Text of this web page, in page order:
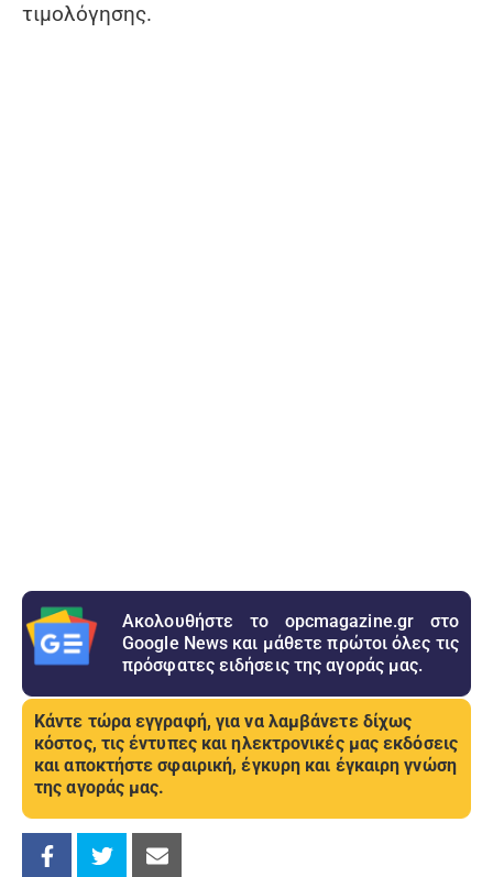
τιμολόγησης.
Ακολουθήστε το opcmagazine.gr στο
Google News και μάθετε πρώτοι όλες τις
πρόσφατες ειδήσεις της αγοράς μας.
Κάντε τώρα εγγραφή, για να λαμβάνετε δίχως
κόστος, τις έντυπες και ηλεκτρονικές μας εκδόσεις
και αποκτήστε σφαιρική, έγκυρη και έγκαιρη γνώση
της αγοράς μας.